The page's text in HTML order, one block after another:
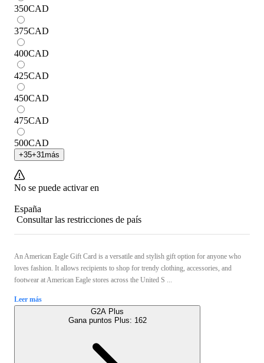
350CAD
375CAD
400CAD
425CAD
450CAD
475CAD
500CAD
+35+31 más
No se puede activar en
España
Consultar las restricciones de país
An American Eagle Gift Card is a versatile and stylish gift option for anyone who
loves fashion. It allows recipients to shop for trendy clothing, accessories, and
footwear at American Eagle stores across the United S ...
Leer más
G2A Plus
Gana puntos Plus: 162